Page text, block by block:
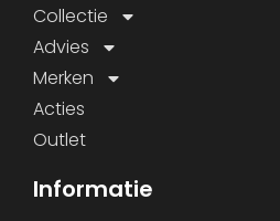
Collectie
Advies
Merken
Acties
Outlet
Informatie